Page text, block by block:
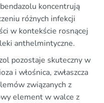
koncentrują
różnych infekcji
w kontekście rosnącej
anthelmintyczne.
pozostaje skuteczny w
i włośnica, zwłaszcza
związanych z
element w walce z